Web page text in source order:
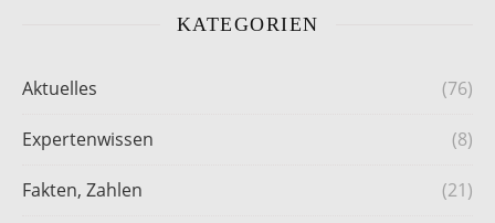
KATEGORIEN
Aktuelles (76)
Expertenwissen (8)
Fakten, Zahlen (21)